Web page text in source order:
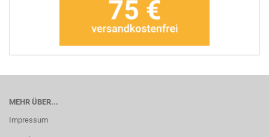
MEHR ÜBER...
Impressum